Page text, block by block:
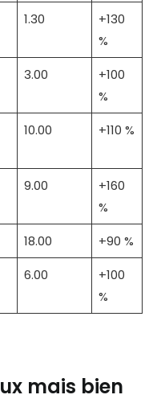
1.30
+130
%
3.00
+100
%
10.00 +110 %
9.00
+160
%
18.00
+90 %
6.00
+100
%
mais bien